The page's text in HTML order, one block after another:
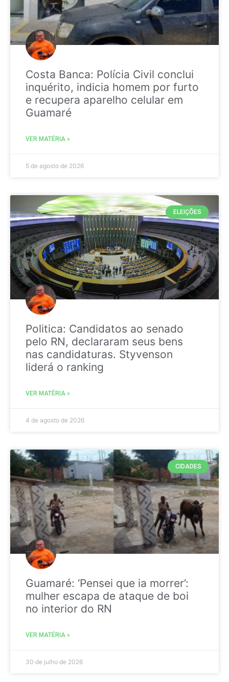
Costa Banca: Polícia Civil conclui
inquérito, indicia homem por furto
e recupera aparelho celular em
Guamaré
VER MATÉRIA »
5 de agosto de 2026
ELEIÇÕES
Politica: Candidatos ao senado
pelo RN, declararam seus bens
nas candidaturas. Styvenson
liderá o ranking
VER MATÉRIA »
4 de agosto de 2026
CIDADES
Guamaré: ‘Pensei que ia morrer’:
mulher escapa de ataque de boi
no interior do RN
VER MATÉRIA »
30 de julho de 2026